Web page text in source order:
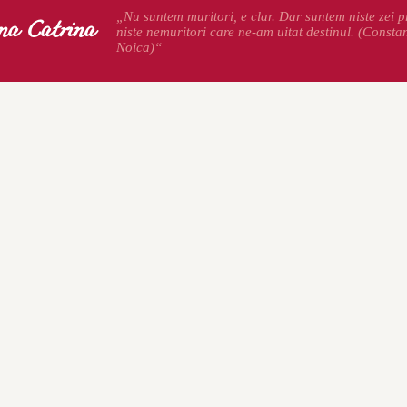
Catrina
„Nu suntem muritori, e clar. Dar suntem niste zei
niste nemuritori care ne-am uitat destinul.
Noica)“